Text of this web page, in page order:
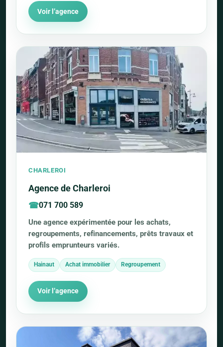
Voir l’agence
CHARLEROI
Agence de Charleroi
071 700 589
Une agence expérimentée pour les achats,
regroupements, refinancements, prêts travaux et
profils emprunteurs variés.
Hainaut Achat immobilier Regroupement
Voir l’agence